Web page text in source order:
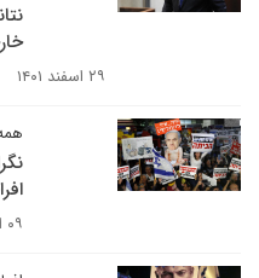
۲۹ اسفند ۱۴۰۱
۰۹ اسفند ۱۴۰۱